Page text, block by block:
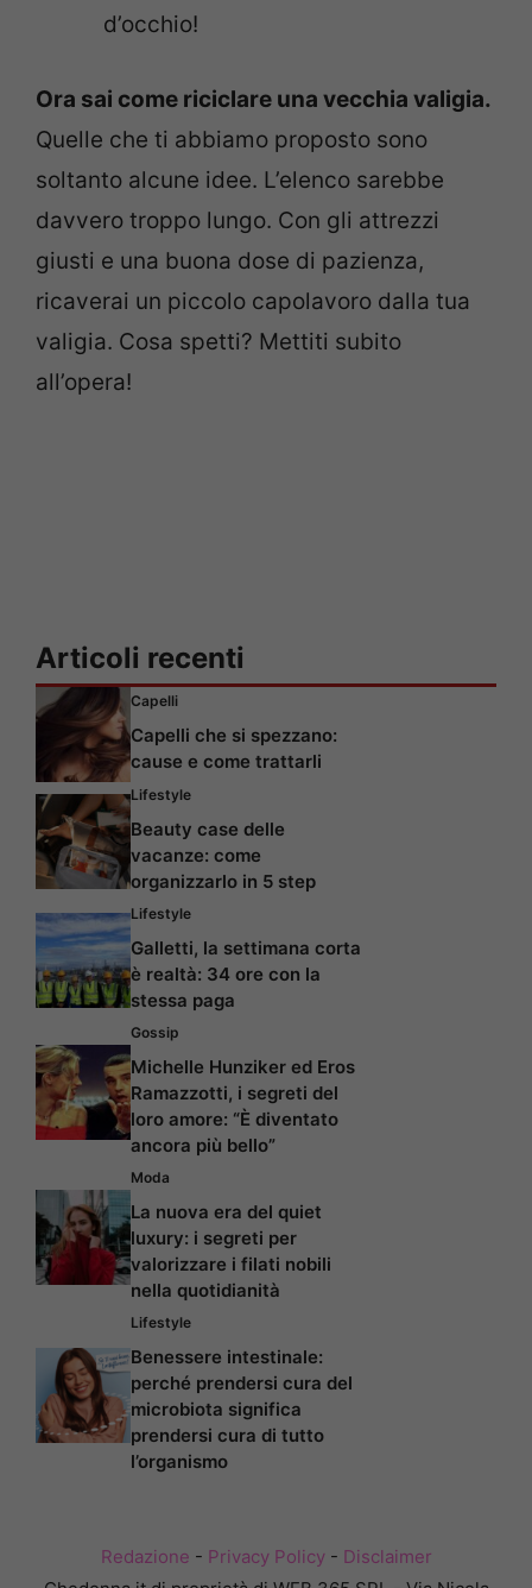
d’occhio!
Ora sai come riciclare una vecchia valigia.
Quelle che ti abbiamo proposto sono
soltanto alcune idee. L’elenco sarebbe
davvero troppo lungo. Con gli attrezzi
giusti e una buona dose di pazienza,
ricaverai un piccolo capolavoro dalla tua
valigia. Cosa spetti? Mettiti subito
all’opera!
Articoli recenti
Capelli
Capelli che si spezzano:
cause e come trattarli
Lifestyle
Beauty case delle
vacanze: come
organizzarlo in 5 step
Lifestyle
Galletti, la settimana corta
è realtà: 34 ore con la
stessa paga
Gossip
Michelle Hunziker ed Eros
Ramazzotti, i segreti del
loro amore: “È diventato
ancora più bello”
Moda
La nuova era del quiet
luxury: i segreti per
valorizzare i filati nobili
nella quotidianità
Lifestyle
Benessere intestinale:
perché prendersi cura del
microbiota significa
prendersi cura di tutto
l’organismo
Redazione - Privacy Policy- Disclaimer